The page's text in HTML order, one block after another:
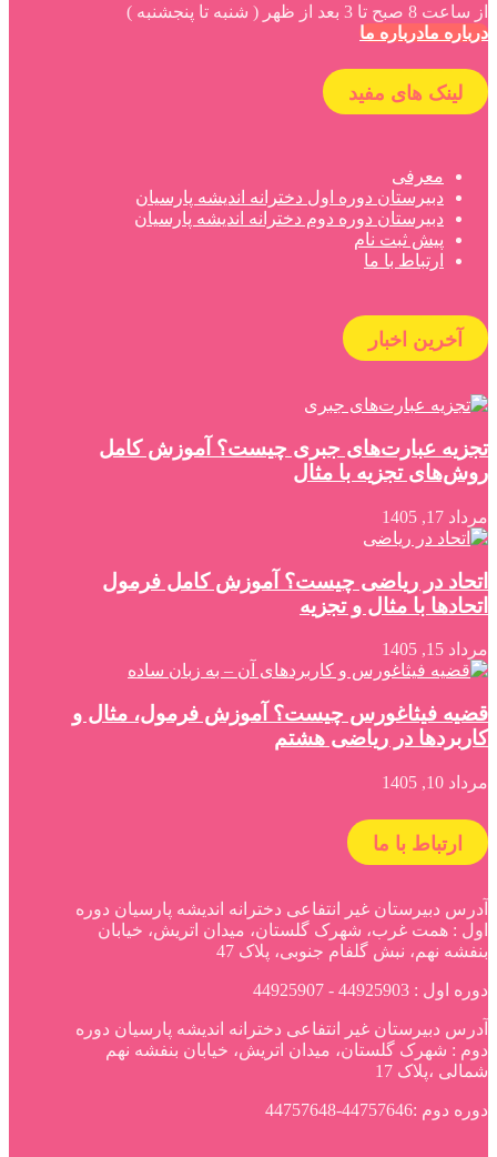
از ساعت 8 صبح تا 3 بعد از ظهر ( شنبه تا پنجشنبه )
درباره مادرباره ما
لینک های مفید
معرفی
دبیرستان دوره اول دخترانه اندیشه پارسیان
دبیرستان دوره دوم دخترانه اندیشه پارسیان
پیش ثبت نام
ارتباط با ما
آخرین اخبار
تجزیه عبارت‌های جبری چیست؟ آموزش کامل
روش‌های تجزیه با مثال
مرداد 17, 1405
اتحاد در ریاضی چیست؟ آموزش کامل فرمول
اتحادها با مثال و تجزیه
مرداد 15, 1405
قضیه فیثاغورس چیست؟ آموزش فرمول، مثال و
کاربردها در ریاضی هشتم
مرداد 10, 1405
ارتباط با ما
آدرس دبیرستان غیر انتفاعی دخترانه اندیشه پارسیان دوره
اول : همت غرب، شهرک گلستان، میدان اتریش، خیابان
بنفشه نهم، نبش گلفام جنوبی، پلاک 47
دوره اول : 44925903 - 44925907
آدرس دبیرستان غیر انتفاعی دخترانه اندیشه پارسیان دوره
دوم : شهرک گلستان، میدان اتریش، خیابان بنفشه نهم
شمالی ،پلاک 17
دوره دوم :44757646-44757648